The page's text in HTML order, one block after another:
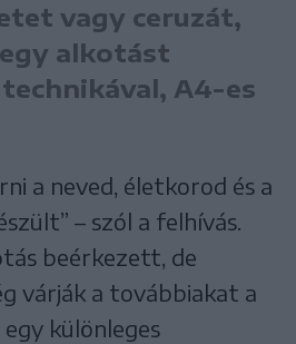
vagy ceruzát,
alkotást
A4-es
a neved, életkorod és a
– szól a felhívás.
beérkezett, de
várják a továbbiakat a
különleges